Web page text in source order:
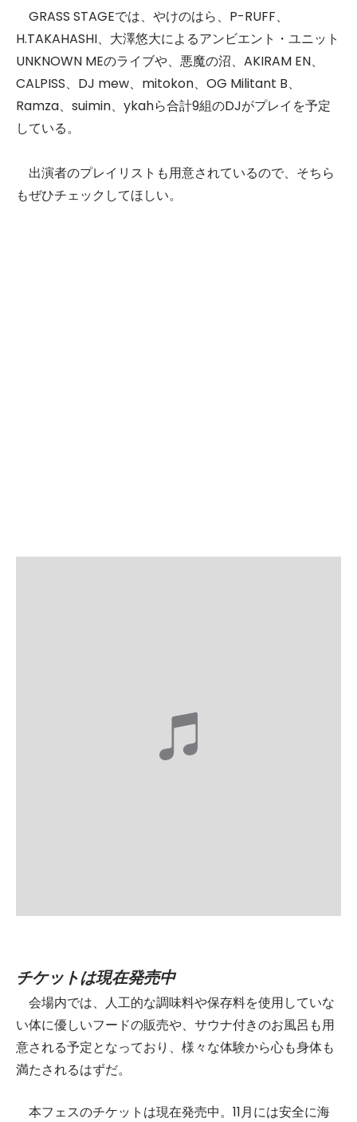
GRASS STAGEでは、やけのはら、P-RUFF、
H.TAKAHASHI、大澤悠大によるアンビエント・ユニット
UNKNOWN MEのライブや、悪魔の沼、AKIRAM EN、
CALPISS、DJ mew、mitokon、OG Militant B、
Ramza、suimin、ykahら合計9組のDJがプレイを予定
している。
出演者のプレイリストも用意されているので、そちら
もぜひチェックしてほしい。
チケットは現在発売中
会場内では、人工的な調味料や保存料を使用していな
い体に優しいフードの販売や、サウナ付きのお風呂も用
意される予定となっており、様々な体験から心も身体も
満たされるはずだ。
本フェスのチケットは現在発売中。11月には安全に海